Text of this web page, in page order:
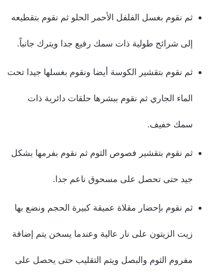
ثم نقوم بغسل الفلفل الأحمر الحلو ثم نقوم بتقطيعه
إلى شرائح طولية ذات سمك رفيع جدا ويترك جانباً.
ثم نقوم بتقشير الكوسة أيضا ونقوم بغسلها جيدا تحت
الماء الجاري ثم نقوم ببشرها حلقات دائرية ذات
سمك خفيف.
ثم نقوم بتقشير فصوص الثوم ثم نقوم بفرمها بشكل
جيد حتى تحصل على مسحوق ناعم جدا.
ثم نقوم بإحضار مقلاة عميقة كبيرة الحجم ونضع بها
زيت الزيتون على نار عالية وعندما يسخن يتم إضافة
مفروم الثوم والبصل ويتم التقليب حتى يحصل على